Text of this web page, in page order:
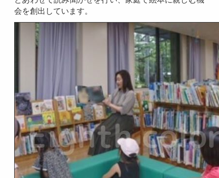
会を創出しています。